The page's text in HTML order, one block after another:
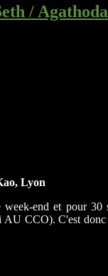
/
Lyon
end et pour 30
AU CCO). C'est donc